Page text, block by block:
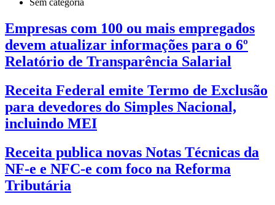
Empresas com 100 ou mais empregados
devem atualizar informações para o 6º
Relatório de Transparência Salarial
Receita Federal emite Termo de Exclusão
para devedores do Simples Nacional,
incluindo MEI
Receita publica novas Notas Técnicas da
NF-e e NFC-e com foco na Reforma
Tributária